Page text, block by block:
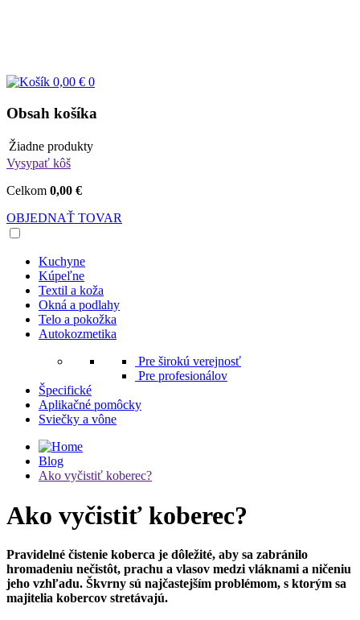
0,00 € 0
Obsah košíka
Žiadne produkty
Vysypať kôš
Celkom 0,00 €
OBJEDNAŤ TOVAR
Kuchyne
Kúpeľne
Textil a koža
Okná a podlahy
Telo a pokožka
Autokozmetika
Pre širokú verejnosť
Pre profesionálov
Špecifické
Aplikačné pomôcky
Sviečky a vône
Blog
Ako vyčistiť koberec?
Ako vyčistiť koberec?
Pravidelné čistenie koberca je dôležité, aby sa zabránilo
hromadeniu nečistôt, prachu a vlasov medzi vláknami a ničeniu
jeho vzhľadu. Škvrny sú najčastejším problémom, s ktorým sa
majitelia kobercov stretávajú.